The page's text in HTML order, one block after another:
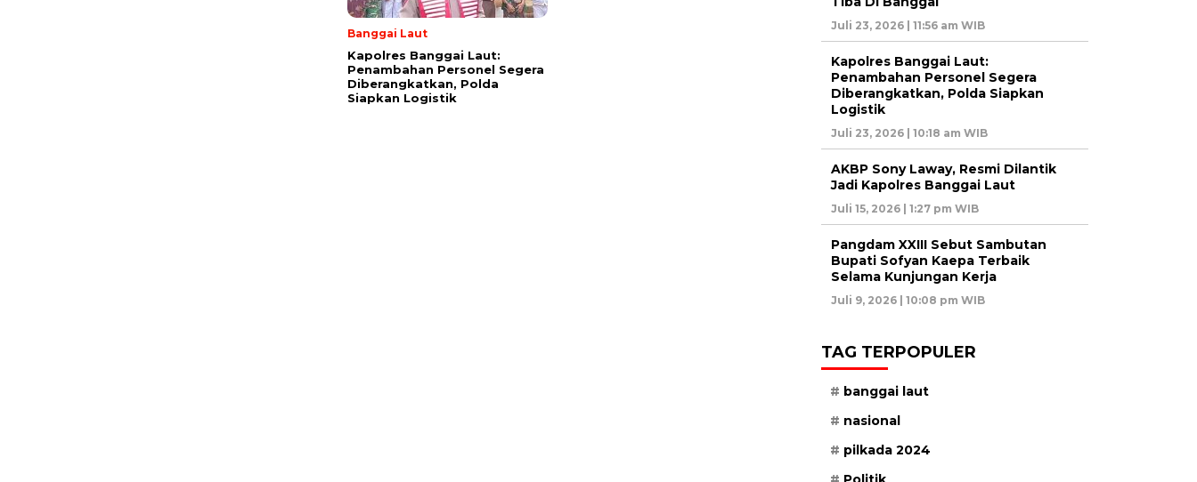
Banggai Laut
Kapolres Banggai Laut:
Penambahan Personel Segera
Diberangkatkan, Polda
Siapkan Logistik
Juli 23, 2026 | 11:56 am WIB
Kapolres Banggai Laut:
Penambahan Personel Segera
Diberangkatkan, Polda Siapkan
Logistik
Juli 23, 2026 | 10:18 am WIB
AKBP Sony Laway, Resmi Dilantik
Jadi Kapolres Banggai Laut
Juli 15, 2026 | 1:27 pm WIB
Pangdam XXIII Sebut Sambutan
Bupati Sofyan Kaepa Terbaik
Selama Kunjungan Kerja
Juli 9, 2026 | 10:08 pm WIB
TAG TERPOPULER
banggai laut
nasional
pilkada 2024